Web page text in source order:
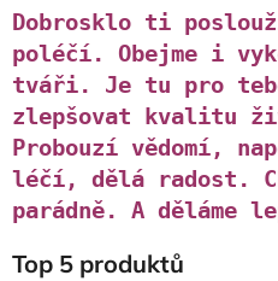
Dobrosklo ti
poléčí. Obejme i
tváři. Je tu pro tebe
zlepšovat kvalitu
Probouzí vědomí,
léčí, dělá radost.
parádně. A děláme
Top 5 produktů